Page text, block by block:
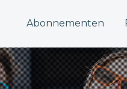
Abonnementen